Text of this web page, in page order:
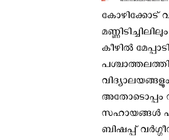
കോഴിക്കോട്
കീഴില്‍
അതോടൊപ്പം
സഹായങ്ങൾ
ബിഷപ്പ്